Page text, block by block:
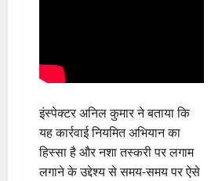
इंस्पेक्टर अनिल कुमार ने बताया कि
यह कार्रवाई नियमित अभियान का
हिस्सा है और नशा तस्करी पर लगाम
लगाने के उद्देश्य से समय-समय पर ऐसे